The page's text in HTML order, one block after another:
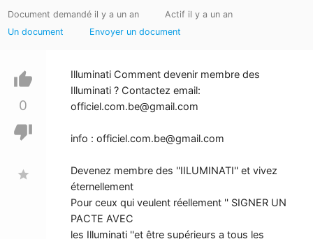
Document demandé il y a un an
Actif il y a un an
Un document
Envoyer un document
thumb_up
0
thumb_down
star
Illuminati Comment devenir membre des
Illuminati ? Contactez email:
officiel.com.be@gmail.com
info : officiel.com.be@gmail.com
Devenez membre des ''IILUMINATI'' et vivez
éternellement
Pour ceux qui veulent réellement '' SIGNER UN
PACTE AVEC
les Illuminati ''et être supérieurs a tous les